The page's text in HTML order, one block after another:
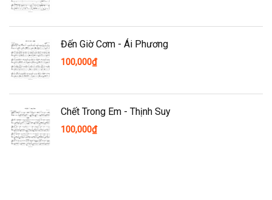
Đến Giờ Cơm - Ái Phương
100,000₫
Chết Trong Em - Thịnh Suy
100,000₫